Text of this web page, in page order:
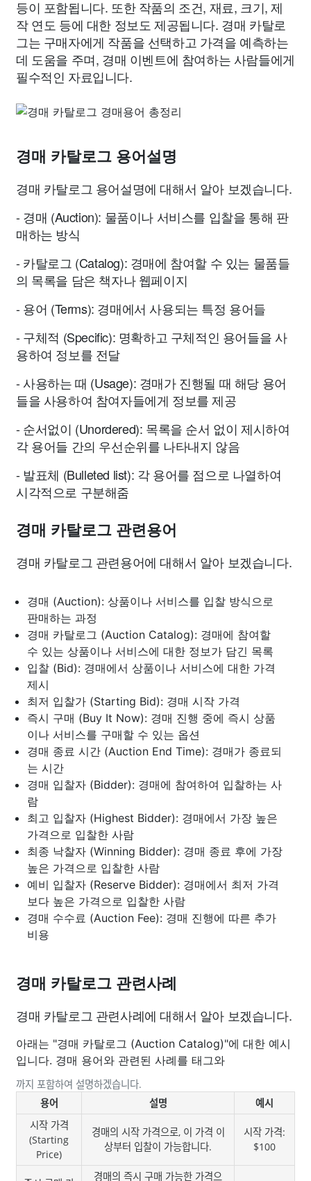
등이 포함됩니다. 또한 작품의 조건, 재료, 크기, 제
작 연도 등에 대한 정보도 제공됩니다. 경매 카탈로
그는 구매자에게 작품을 선택하고 가격을 예측하는
데 도움을 주며, 경매 이벤트에 참여하는 사람들에게
필수적인 자료입니다.
경매 카탈로그 용어설명
경매 카탈로그 용어설명에 대해서 알아 보겠습니다.
- 경매 (Auction): 물품이나 서비스를 입찰을 통해 판
매하는 방식
- 카탈로그 (Catalog): 경매에 참여할 수 있는 물품들
의 목록을 담은 책자나 웹페이지
- 용어 (Terms): 경매에서 사용되는 특정 용어들
- 구체적 (Specific): 명확하고 구체적인 용어들을 사
용하여 정보를 전달
- 사용하는 때 (Usage): 경매가 진행될 때 해당 용어
들을 사용하여 참여자들에게 정보를 제공
- 순서없이 (Unordered): 목록을 순서 없이 제시하여
각 용어들 간의 우선순위를 나타내지 않음
- 발표체 (Bulleted list): 각 용어를 점으로 나열하여
시각적으로 구분해줌
경매 카탈로그 관련용어
경매 카탈로그 관련용어에 대해서 알아 보겠습니다.
경매 (Auction): 상품이나 서비스를 입찰 방식으로
판매하는 과정
경매 카탈로그 (Auction Catalog): 경매에 참여할
수 있는 상품이나 서비스에 대한 정보가 담긴 목록
입찰 (Bid): 경매에서 상품이나 서비스에 대한 가격
제시
최저 입찰가 (Starting Bid): 경매 시작 가격
즉시 구매 (Buy It Now): 경매 진행 중에 즉시 상품
이나 서비스를 구매할 수 있는 옵션
경매 종료 시간 (Auction End Time): 경매가 종료되
는 시간
경매 입찰자 (Bidder): 경매에 참여하여 입찰하는 사
람
최고 입찰자 (Highest Bidder): 경매에서 가장 높은
가격으로 입찰한 사람
최종 낙찰자 (Winning Bidder): 경매 종료 후에 가장
높은 가격으로 입찰한 사람
예비 입찰자 (Reserve Bidder): 경매에서 최저 가격
보다 높은 가격으로 입찰한 사람
경매 수수료 (Auction Fee): 경매 진행에 따른 추가
비용
경매 카탈로그 관련사례
경매 카탈로그 관련사례에 대해서 알아 보겠습니다.
아래는 "경매 카탈로그 (Auction Catalog)"에 대한 예시
입니다. 경매 용어와 관련된 사례를 태그와
까지 포함하여 설명하겠습니다.
용어
설명
예시
시작 가격
(Starting
Price)
경매의 시작 가격으로, 이 가격 이
상부터 입찰이 가능합니다.
시작 가격:
$100
경매의 즉시 구매 가능한 가격으